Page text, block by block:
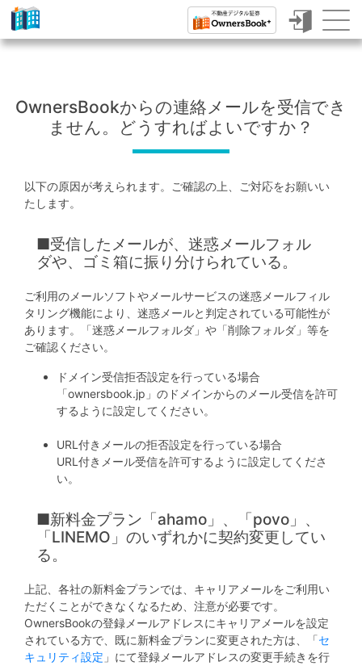
ク
ウ
ァ
ン
グ
で
OwnersBookからの連絡メールを受信でき
ません。どうすればよいですか？
以下の原因が考えられます。ご確認の上、ご対応をお願いい
たします。
■受信したメールが、迷惑メールフォル
ダや、ゴミ箱に振り分けられている。
ご利用のメールソフトやメールサービスの迷惑メールフィル
タリング機能により、迷惑メールと判定されている可能性が
あります。「迷惑メールフォルダ」や「削除フォルダ」等を
ご確認ください。
ドメイン受信拒否設定を行っている場合
「ownersbook.jp」のドメインからのメール受信を許可
するように設定してください。
URL付きメールの拒否設定を行っている場合
URL付きメール受信を許可するように設定してくださ
い。
■新料金プラン「ahamo」、「povo」、
「LINEMO」のいずれかに契約変更してい
る。
上記、各社の新料金プランでは、キャリアメールをご利用い
ただくことができなくなるため、注意が必要です。
OwnersBookの登録メールアドレスにキャリアメールを設定
されている方で、既に新料金プランに変更された方は、「セ
キュリティ設定 」にて登録メールアドレスの変更手続きを行